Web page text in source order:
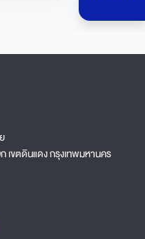
เขตดินแดง กรุงเทพมหานคร